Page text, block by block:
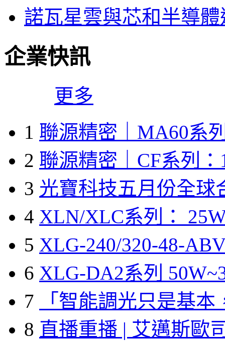
諾瓦星雲與芯和半導
企業快訊
更多
1 聯源精密｜MA60系
2 聯源精密｜CF系列：
3 光寶科技五月份全球
4 XLN/XLC系列：
5 XLG-240/320-48-
6 XLG-DA2系列
7
「智能調光只是基本
8 直播重播 | 艾邁斯歐